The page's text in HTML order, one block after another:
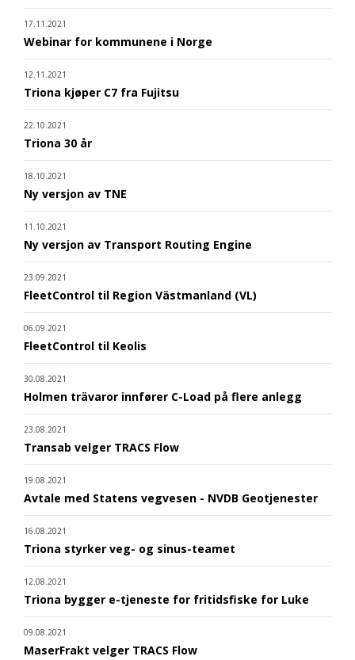
17.11.2021
Webinar for kommunene i Norge
12.11.2021
Triona kjøper C7 fra Fujitsu
22.10.2021
Triona 30 år
18.10.2021
Ny versjon av TNE
11.10.2021
Ny versjon av Transport Routing Engine
23.09.2021
FleetControl til Region Västmanland (VL)
06.09.2021
FleetControl til Keolis
30.08.2021
Holmen trävaror innfører C-Load på flere anlegg
23.08.2021
Transab velger TRACS Flow
19.08.2021
Avtale med Statens vegvesen - NVDB Geotjenester
16.08.2021
Triona styrker veg- og sinus-teamet
12.08.2021
Triona bygger e-tjeneste for fritidsfiske for Luke
09.08.2021
MaserFrakt velger TRACS Flow